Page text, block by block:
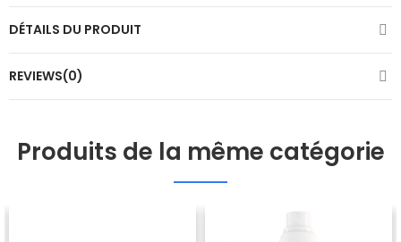
DÉTAILS DU PRODUIT
REVIEWS(0)
Produits de la même catégorie